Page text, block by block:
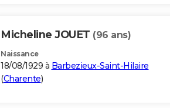
Micheline JOUET (96 ans)
Naissance
18/08/1929 à Barbezieux-Saint-Hilaire
(Charente)